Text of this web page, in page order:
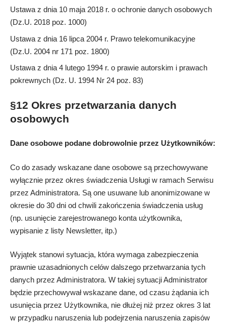
Ustawa z dnia 10 maja 2018 r. o ochronie danych osobowych
(Dz.U. 2018 poz. 1000)
Ustawa z dnia 16 lipca 2004 r. Prawo telekomunikacyjne
(Dz.U. 2004 nr 171 poz. 1800)
Ustawa z dnia 4 lutego 1994 r. o prawie autorskim i prawach
pokrewnych (Dz. U. 1994 Nr 24 poz. 83)
§12 Okres przetwarzania danych
osobowych
Dane osobowe podane dobrowolnie przez Użytkowników:
Co do zasady wskazane dane osobowe są przechowywane
wyłącznie przez okres świadczenia Usługi w ramach Serwisu
przez Administratora. Są one usuwane lub anonimizowane w
okresie do 30 dni od chwili zakończenia świadczenia usług
(np. usunięcie zarejestrowanego konta użytkownika,
wypisanie z listy Newsletter, itp.)
Wyjątek stanowi sytuacja, która wymaga zabezpieczenia
prawnie uzasadnionych celów dalszego przetwarzania tych
danych przez Administratora. W takiej sytuacji Administrator
będzie przechowywał wskazane dane, od czasu żądania ich
usunięcia przez Użytkownika, nie dłużej niż przez okres 3 lat
w przypadku naruszenia lub podejrzenia naruszenia zapisów